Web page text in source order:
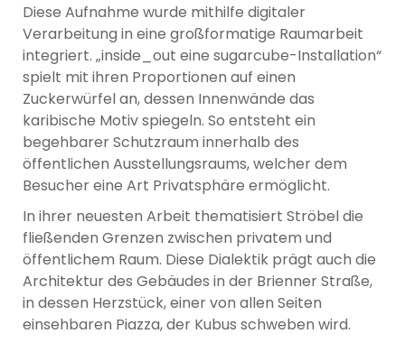
Diese Aufnahme wurde mithilfe digitaler
Verarbeitung in eine großformatige Raumarbeit
integriert. „inside_out eine sugarcube-Installation“
spielt mit ihren Proportionen auf einen
Zuckerwürfel an, dessen Innenwände das
karibische Motiv spiegeln. So entsteht ein
begehbarer Schutzraum innerhalb des
öffentlichen Ausstellungsraums, welcher dem
Besucher eine Art Privatsphäre ermöglicht.
In ihrer neuesten Arbeit thematisiert Ströbel die
fließenden Grenzen zwischen privatem und
öffentlichem Raum. Diese Dialektik prägt auch die
Architektur des Gebäudes in der Brienner Straße,
in dessen Herzstück, einer von allen Seiten
einsehbaren Piazza, der Kubus schweben wird.